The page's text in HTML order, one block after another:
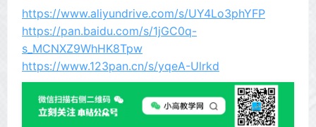
https://www.aliyundrive.com/s/UY4Lo3phYFP
https://pan.baidu.com/s/1jGC0q-
s_MCNXZ9WhHK8Tpw
https://www.123pan.cn/s/yqeA-Ulrkd